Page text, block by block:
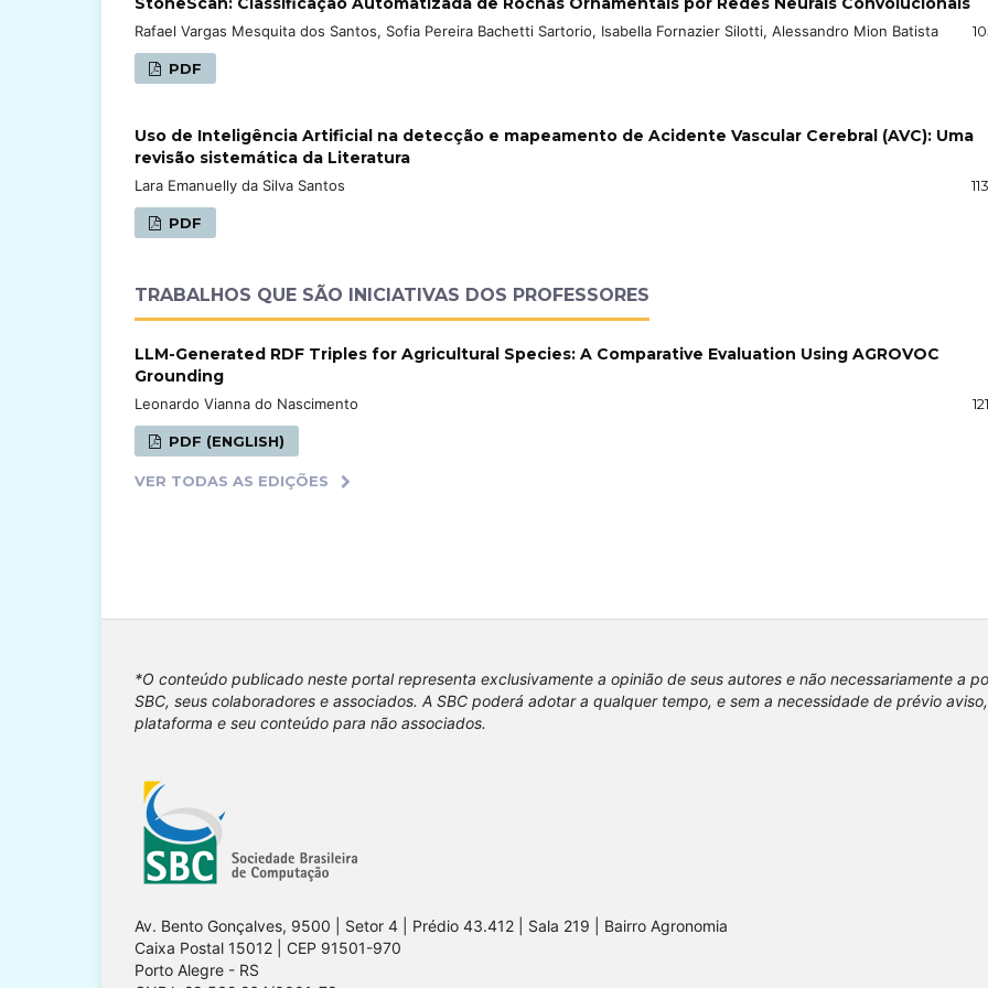
Rafael Vargas Mesquita dos Santos, Sofia Pereira Bachetti Sartorio, Isabella Fornazier Silotti, Alessandro Mion Batista
PDF
Uso de Inteligência Artificial na detecção e mapeamento de Acidente Vascular Cerebral (AVC): Uma
revisão sistemática da Literatura
Lara Emanuelly da Silva Santos
PDF
TRABALHOS QUE SÃO INICIATIVAS DOS PROFESSORES
LLM-Generated RDF Triples for Agricultural Species: A Comparative Evaluation Using AGROVOC
Grounding
Leonardo Vianna do Nascimento
PDF (ENGLISH)
VER TODAS AS EDIÇÕES
*O conteúdo publicado neste portal representa exclusivamente a opinião de seus autores e não necessariamente a
SBC, seus colaboradores e associados. A SBC poderá adotar a qualquer tempo, e sem a necessidade de prévio
plataforma e seu conteúdo para não associados.
Av. Bento Gonçalves, 9500 | Setor 4 | Prédio 43.412 | Sala 219 | Bairro Agronomia
Caixa Postal 15012 | CEP 91501-970
Porto Alegre - RS